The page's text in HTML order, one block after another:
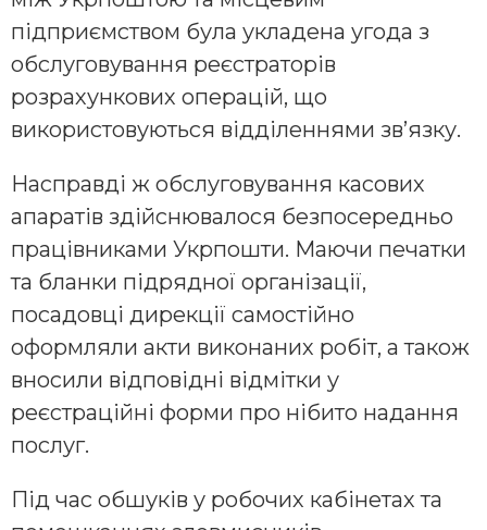
підприємством була укладена угода з
обслуговування реєстраторів
розрахункових операцій, що
використовуються відділеннями зв’язку.
Насправді ж обслуговування касових
апаратів здійснювалося безпосередньо
працівниками Укрпошти. Маючи печатки
та бланки підрядної організації,
посадовці дирекції самостійно
оформляли акти виконаних робіт, а також
вносили відповідні відмітки у
реєстраційні форми про нібито надання
послуг.
Під час обшуків у робочих кабінетах та